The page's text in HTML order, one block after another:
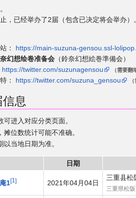
，已经举办了2届（包含已决定将会举办）。
： https://main-suzuna-gensou.ssl-
幻想绘卷准备会 （鈴奈幻想絵巻準備会）
https://twitter.com/suzunagensou （需要翻
： https://twitter.com/suzuna_gensou
信息
可进入对应分类页面。
摊位数统计可能不准确。
以当地日期为准。
日期
1 1 2021年04月04日
三重县松
三重県松